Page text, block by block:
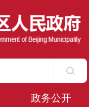
政务公开